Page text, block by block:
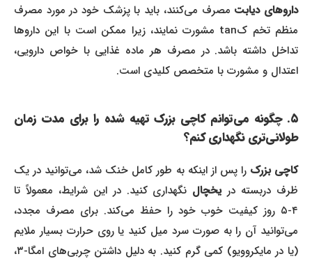
داروهای دیابتمصرف می‌کنند، باید با پزشک خود در مورد مصرف
منظم تخم کtan مشورت نمایند، زیرا ممکن است با این داروها
تداخل داشته باشد. در مصرف هر ماده غذایی با خواص دارویی،
اعتدال و مشورت با متخصص کلیدی است.
۵. چگونه می‌توانم کاچی بزرک تهیه شده را برای مدت زمان
طولانی‌تری نگهداری کنم؟
کاچی بزرکرا پس از اینکه به طور کامل خنک شد، می‌توانید در یک
ظرف دربسته در یخچالنگهداری کنید. در این شرایط، معمولاً تا
۴-۵ روز کیفیت خوب خود را حفظ می‌کند. برای مصرف مجدد،
می‌توانید آن را به صورت سرد میل کنید یا روی حرارت بسیار ملایم
(یا در مایکروویو) کمی گرم کنید. به دلیل داشتن چربی‌های امگا-۳،